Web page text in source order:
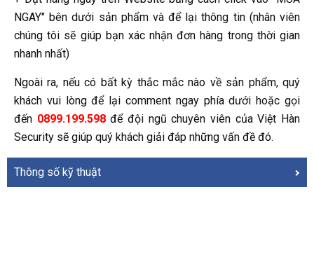
NGAY" bên dưới sản phẩm và để lại thông tin (nhân viên
chúng tôi sẽ giúp bạn xác nhận đơn hàng trong thời gian
nhanh nhất)
Ngoài ra, nếu có bất kỳ thắc mắc nào về sản phẩm, quý
khách vui lòng để lại comment ngay phía dưới hoặc gọi
đến 0899.199.598 để đội ngũ chuyên viên của Việt Hàn
Security sẽ giúp quý khách giải đáp những vấn đề đó.
Thông số kỹ thuật